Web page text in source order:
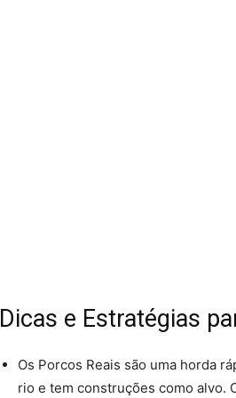
Dicas e Estratégias
Os Porcos Reais são uma horda
rio e tem construções como alvo.